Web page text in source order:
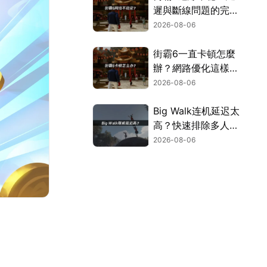
遲與斷線問題的完整
解決指南！
2026-08-06
街霸6一直卡頓怎麼
辦？網路優化這樣解
決！
2026-08-06
Big Walk连机延迟太
高？快速排除多人游
玩卡顿困扰！
2026-08-06